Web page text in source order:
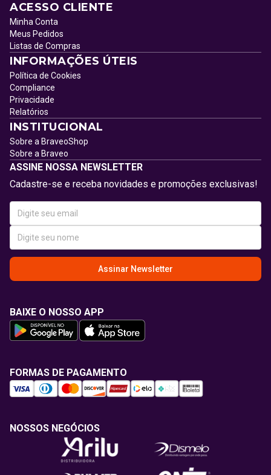
ACESSO CLIENTE
Minha Conta
Meus Pedidos
Listas de Compras
INFORMAÇÕES ÚTEIS
Política de Cookies
Compliance
Privacidade
Relatórios
INSTITUCIONAL
Sobre a BraveoShop
Sobre a Braveo
ASSINE NOSSA NEWSLETTER
Cadastre-se e receba novidades e promoções exclusivas!
Assinar Newsletter
BAIXE O NOSSO APP
FORMAS DE PAGAMENTO
NOSSOS NEGÓCIOS